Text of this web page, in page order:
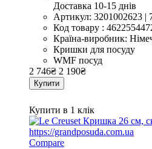
Доставка 10-15 днів
Артикул: 3201002623 |
Код товару :
Країна-виробник:
Кришки для посуду
WMF посуд
2 746₴ 2 190₴
Купити
Купити в 1 клік
Compare